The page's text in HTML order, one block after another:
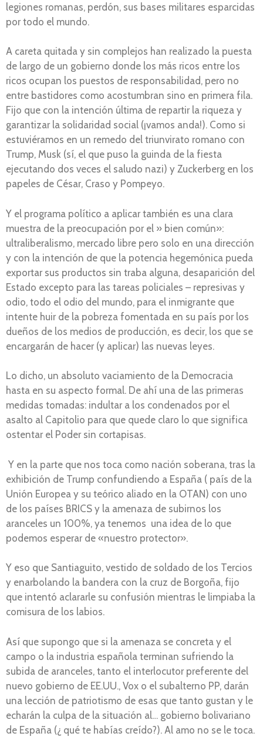
legiones romanas, perdón, sus bases militares esparcidas
por todo el mundo.
A careta quitada y sin complejos han realizado la puesta
de largo de un gobierno donde los más ricos entre los
ricos ocupan los puestos de responsabilidad, pero no
entre bastidores como acostumbran sino en primera fila.
Fijo que con la intención última de repartir la riqueza y
garantizar la solidaridad social (¡vamos anda!). Como si
estuviéramos en un remedo del triunvirato romano con
Trump, Musk (sí, el que puso la guinda de la fiesta
ejecutando dos veces el saludo nazi) y Zuckerberg en los
papeles de César, Craso y Pompeyo.
Y el programa político a aplicar también es una clara
muestra de la preocupación por el » bien común»:
ultraliberalismo, mercado libre pero solo en una dirección
y con la intención de que la potencia hegemónica pueda
exportar sus productos sin traba alguna, desaparición del
Estado excepto para las tareas policiales – represivas y
odio, todo el odio del mundo, para el inmigrante que
intente huir de la pobreza fomentada en su país por los
dueños de los medios de producción, es decir, los que se
encargarán de hacer (y aplicar) las nuevas leyes.
Lo dicho, un absoluto vaciamiento de la Democracia
hasta en su aspecto formal. De ahí una de las primeras
medidas tomadas: indultar a los condenados por el
asalto al Capitolio para que quede claro lo que significa
ostentar el Poder sin cortapisas.
Y en la parte que nos toca como nación soberana, tras la
exhibición de Trump confundiendo a España ( país de la
Unión Europea y su teórico aliado en la OTAN) con uno
de los países BRICS y la amenaza de subirnos los
aranceles un 100%, ya tenemos una idea de lo que
podemos esperar de «nuestro protector».
Y eso que Santiaguito, vestido de soldado de los Tercios
y enarbolando la bandera con la cruz de Borgoña, fijo
que intentó aclararle su confusión mientras le limpiaba la
comisura de los labios.
Así que supongo que si la amenaza se concreta y el
campo o la industria española terminan sufriendo la
subida de aranceles, tanto el interlocutor preferente del
nuevo gobierno de EE.UU., Vox o el subalterno PP, darán
una lección de patriotismo de esas que tanto gustan y le
echarán la culpa de la situación al… gobierno bolivariano
de España (¿ qué te habías creído?). Al amo no se le toca.